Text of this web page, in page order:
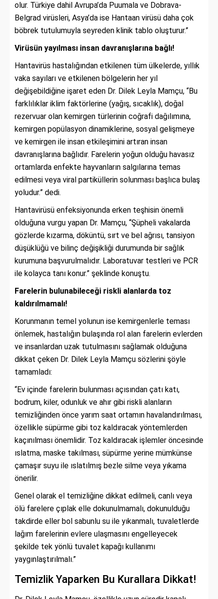
olur. Türkiye dahil Avrupa’da Puumala ve Dobrava-
Belgrad virüsleri, Asya’da ise Hantaan virüsü daha çok
böbrek tutulumuyla seyreden klinik tablo oluşturur.”
Virüsün yayılması insan davranışlarına bağlı!
Hantavirüs hastalığından etkilenen tüm ülkelerde, yıllık
vaka sayıları ve etkilenen bölgelerin her yıl
değişebildiğine işaret eden Dr. Dilek Leyla Mamçu, “Bu
farklılıklar iklim faktörlerine (yağış, sıcaklık), doğal
rezervuar olan kemirgen türlerinin coğrafi dağılımına,
kemirgen popülasyon dinamiklerine, sosyal gelişmeye
ve kemirgen ile insan etkileşimini artıran insan
davranışlarına bağlıdır. Farelerin yoğun olduğu havasız
ortamlarda enfekte hayvanların salgılarına temas
edilmesi veya viral partiküllerin solunması başlıca bulaş
yoludur.” dedi.
Hantavirüsü enfeksiyonunda erken teşhisin önemli
olduğuna vurgu yapan Dr. Mamçu, “Şüpheli vakalarda
gözlerde kızarma, döküntü, sırt ve bel ağrısı, tansiyon
düşüklüğü ve bilinç değişikliği durumunda bir sağlık
kurumuna başvurulmalıdır. Laboratuvar testleri ve PCR
ile kolayca tanı konur.” şeklinde konuştu.
Farelerin bulunabileceği riskli alanlarda toz
kaldırılmamalı!
Korunmanın temel yolunun ise kemirgenlerle teması
önlemek, hastalığın bulaşında rol alan farelerin evlerden
ve insanlardan uzak tutulmasını sağlamak olduğuna
dikkat çeken Dr. Dilek Leyla Mamçu sözlerini şöyle
tamamladı:
“Ev içinde farelerin bulunması açısından çatı katı,
bodrum, kiler, odunluk ve ahır gibi riskli alanların
temizliğinden önce yarım saat ortamın havalandırılması,
özellikle süpürme gibi toz kaldıracak yöntemlerden
kaçınılması önemlidir. Toz kaldıracak işlemler öncesinde
ıslatma, maske takılması, süpürme yerine mümkünse
çamaşır suyu ile ıslatılmış bezle silme veya yıkama
önerilir.
Genel olarak el temizliğine dikkat edilmeli, canlı veya
ölü farelere çıplak elle dokunulmamalı, dokunulduğu
takdirde eller bol sabunlu su ile yıkanmalı, tuvaletlerde
lağım farelerinin evlere ulaşmasını engelleyecek
şekilde tek yönlü tuvalet kapağı kullanımı
yaygınlaştırılmalı.”
Temizlik Yaparken Bu Kurallara Dikkat!